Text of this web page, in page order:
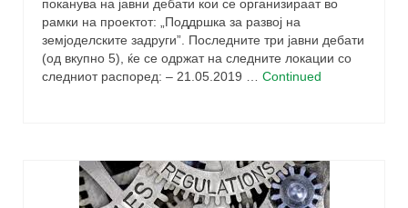
Правна рамка за земјоделски задруги
Зајакнати капацитети на чадор
организацијата
Техничка и финансиска поддршка за
развој на земјоделски задруги
поканува на јавни дебати кои се организираат во
рамки на проектот: „Поддршка за развој на
земјоделските задруги”. Последните три јавни дебати
(од вкупно 5), ќе се одржат на следните локации со
следниот распоред: – 21.05.2019 … Continued